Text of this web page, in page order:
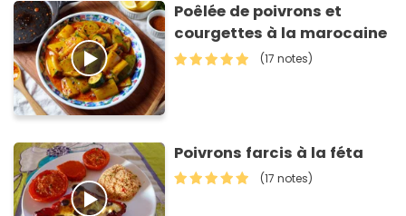
Poêlée de poivrons et
courgettes à la marocaine
(17 notes)
Poivrons farcis à la féta
(17 notes)